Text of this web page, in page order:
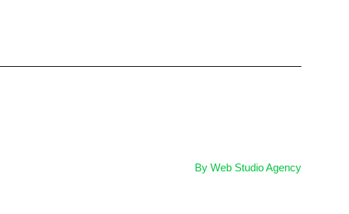
By Web Studio Agency